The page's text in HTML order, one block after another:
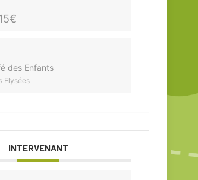
des Enfants
Elysées
INTERVENANT